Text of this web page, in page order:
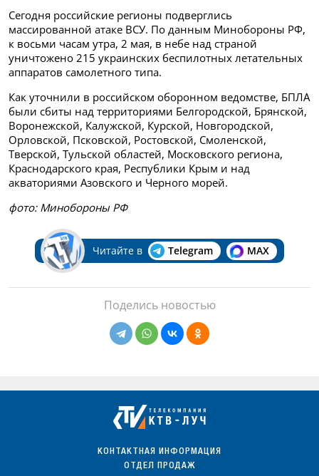
Сегодня российские регионы подверглись
массированной атаке ВСУ. По данным Минобороны РФ,
к восьми часам утра, 2 мая, в небе над страной
уничтожено 215 украинских беспилотных летательных
аппаратов самолетного типа.
Как уточнили в российском оборонном ведомстве, БПЛА
были сбиты над территориями Белгородской, Брянской,
Воронежской, Калужской, Курской, Новгородской,
Орловской, Псковской, Ростовской, Смоленской,
Тверской, Тульской областей, Московского региона,
Краснодарского края, Республики Крым и над
акваториями Азовского и Черного морей.
фото: Минобороны РФ
Читайте в Telegram MAX
Поделись новостью
КОНТАКТНАЯ ИНФОРМАЦИЯ
ОТДЕЛ ПРОДАЖ